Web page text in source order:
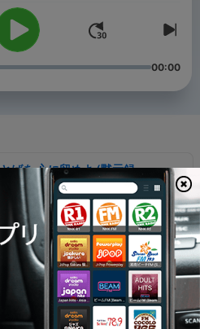
ことが可能になります。今こそ、
必要性を認識し、終わりの時のあ
救い出す知恵を手に入れましょ
の福音を信じることによって、あ
00:00
ばを 心に留めよ (黙示録
らなければならない (黙示録
の手紙 (黙示録 2:1-7)